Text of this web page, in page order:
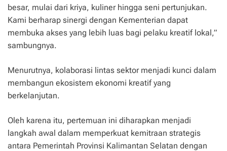
besar, mulai dari kriya, kuliner hingga seni pertunjukan.
Kami berharap sinergi dengan Kementerian dapat
membuka akses yang lebih luas bagi pelaku kreatif lokal,”
sambungnya.
Menurutnya, kolaborasi lintas sektor menjadi kunci dalam
membangun ekosistem ekonomi kreatif yang
berkelanjutan.
Oleh karena itu, pertemuan ini diharapkan menjadi
langkah awal dalam memperkuat kemitraan strategis
antara Pemerintah Provinsi Kalimantan Selatan dengan